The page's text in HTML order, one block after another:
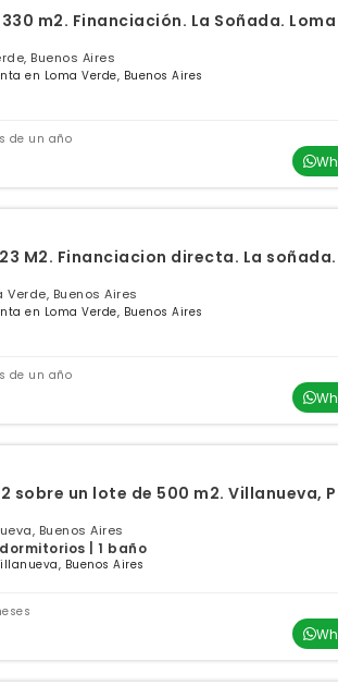
La Soñada. Loma Verde. Partido de
Buenos Aires
en Loma Verde, Buenos Aires
de un año
Verde, Buenos Aires
en Loma Verde, Buenos Aires
de un año
sobre un lote de 500 m2. Villanueva,
Buenos Aires
| 1 baño
Buenos Aires